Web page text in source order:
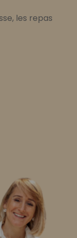
les repas